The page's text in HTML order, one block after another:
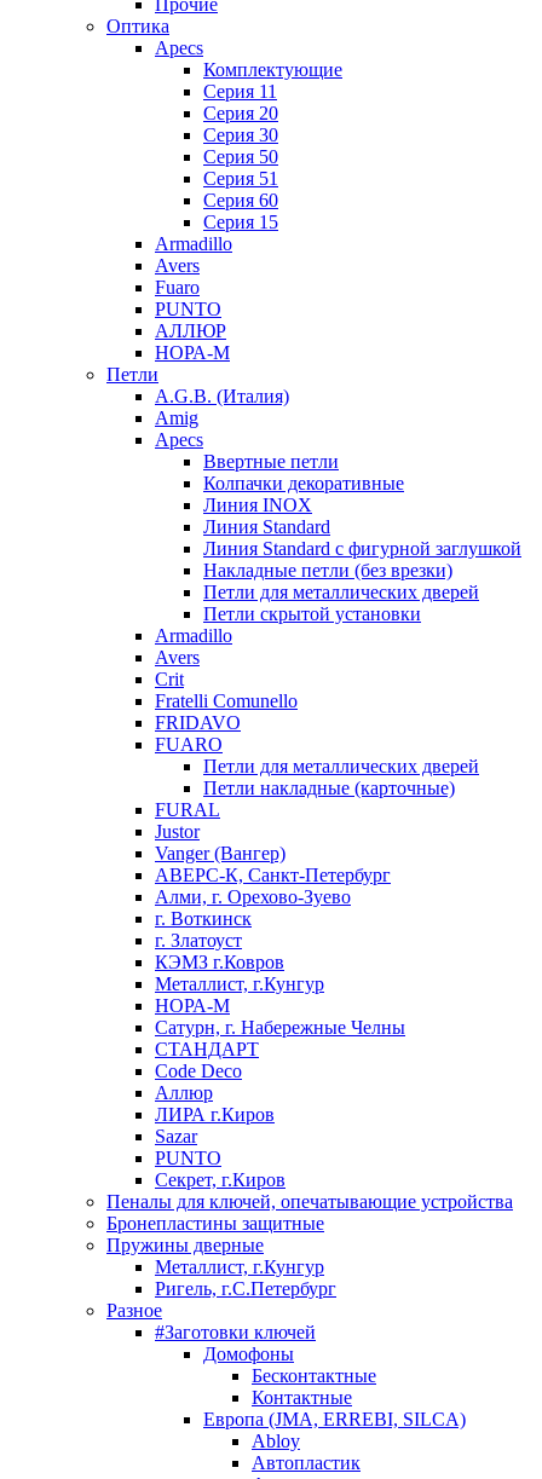
Прочие
Оптика
Apecs
Комплектующие
Серия 11
Серия 20
Серия 30
Серия 50
Серия 51
Серия 60
Серия 15
Armadillo
Avers
Fuaro
PUNTO
АЛЛЮР
НОРА-М
Петли
A.G.B. (Италия)
Amig
Apecs
Ввертные петли
Колпачки декоративные
Линия INOX
Линия Standard
Линия Standard с фигурной заглушкой
Накладные петли (без врезки)
Петли для металлических дверей
Петли скрытой установки
Armadillo
Avers
Crit
Fratelli Comunello
FRIDAVO
FUARO
Петли для металлических дверей
Петли накладные (карточные)
FURAL
Justor
Vanger (Вангер)
АВЕРС-К, Санкт-Петербург
Алми, г. Орехово-Зуево
г. Воткинск
г. Златоуст
КЭМЗ г.Ковров
Металлист, г.Кунгур
НОРА-М
Сатурн, г. Набережные Челны
СТАНДАРТ
Code Deco
Аллюр
ЛИРА г.Киров
Sazar
PUNTO
Секрет, г.Киров
Пеналы для ключей, опечатывающие устройства
Бронепластины защитные
Пружины дверные
Металлист, г.Кунгур
Ригель, г.С.Петербург
Разное
#Заготовки ключей
Домофоны
Бесконтактные
Контактные
Европа (JMA, ERREBI, SILCA)
Abloy
Автопластик